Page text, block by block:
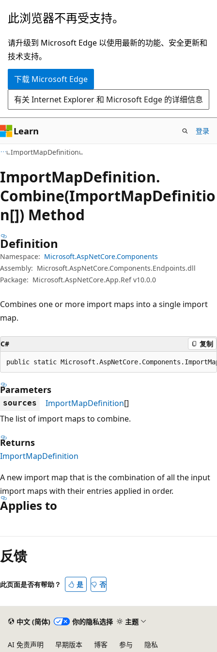
跳
主
要
内
跳
页
内
导
此浏览器不再受支持。
请升级到 Microsoft Edge 以使用最新的功能、安全更新和
技术支持。
下载 Microsoft Edge
有关 Internet Explorer 和 Microsoft Edge 的详细信息
Learn 登录
ImportMapDefinition
ImportMapDefinition.
Combine(ImportMapDefinitio
n[]) Method
Definition
Namespace: Microsoft.AspNetCore.Components
Assembly: Microsoft.AspNetCore.Components.Endpoints.dll
Package: Microsoft.AspNetCore.App.Ref v10.0.0
Combines one or more import maps into a single import
map.
C# 复制
public static
Parameters
sources ImportMapDefinition[]
The list of import maps to combine.
Returns
ImportMapDefinition
A new import map that is the combination of all the input
import maps with their entries applied in order.
Applies to
读
模
已
用
反馈
此页面是否有帮助？ 是 否
中文 (简体) 你的隐私选择 主题
AI 免责声明 早期版本 博客 参与 隐私